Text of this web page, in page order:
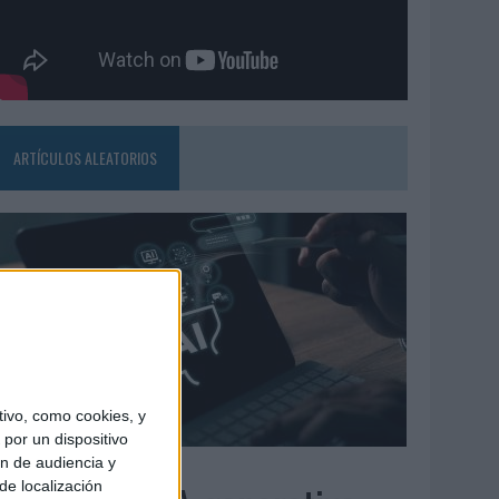
como cookies, y
un dispositivo
de audiencia y
localización
ARTÍCULOS ALEATORIOS
08/2026